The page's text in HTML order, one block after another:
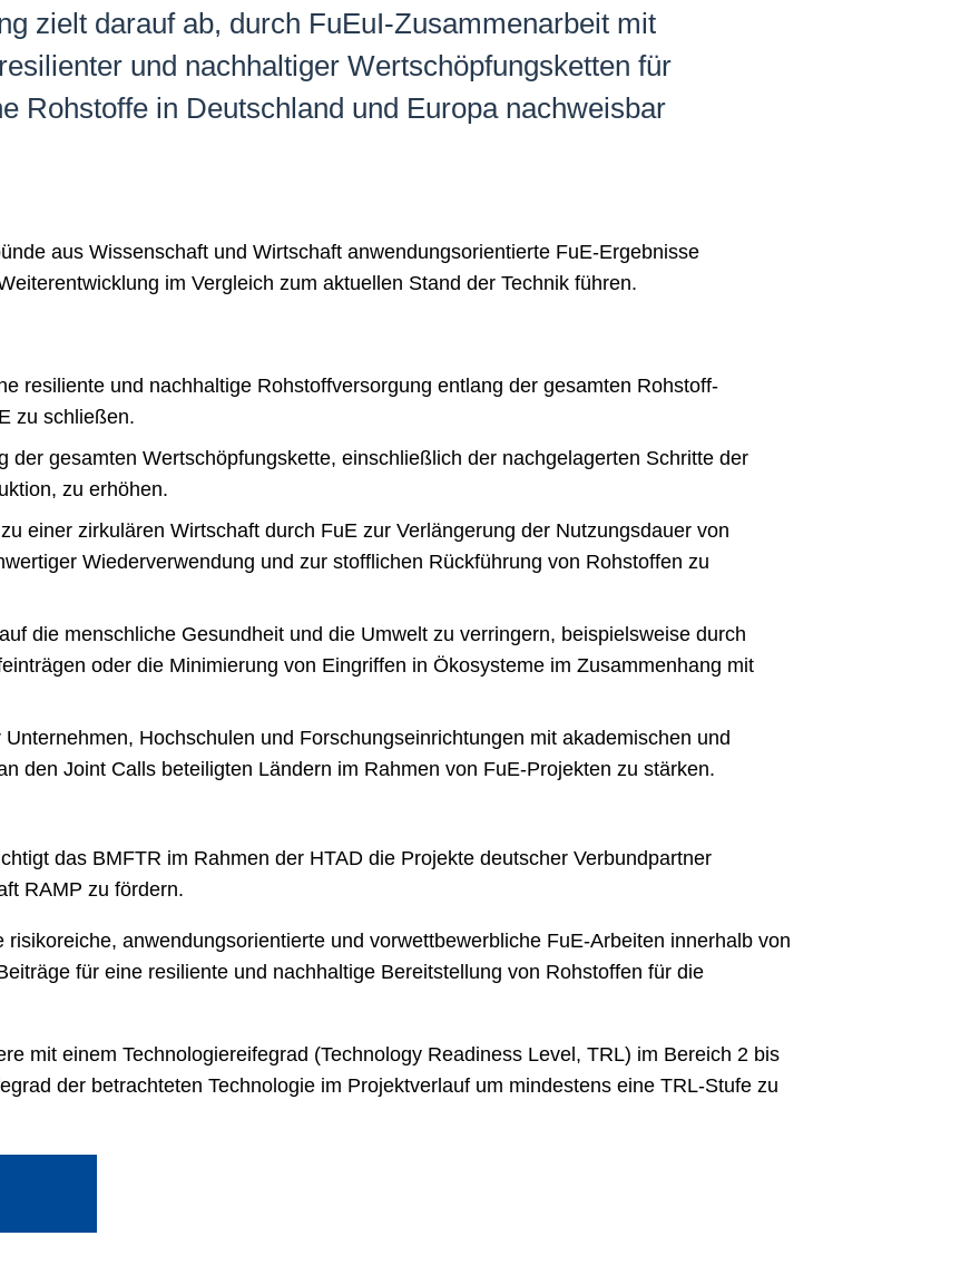
zielt darauf ab, durch FuEuI-Zusammenarbeit mit
und nachhaltiger Wertschöpfungsketten für
Rohstoffe in Deutschland und Europa nachweisbar
aus Wissenschaft und Wirtschaft anwendungsorientierte FuE-Ergebnisse
im Vergleich zum aktuellen Stand der Technik führen.
resiliente und nachhaltige Rohstoffversorgung entlang der gesamten Rohstoff-
zu schließen.
der gesamten Wertschöpfungskette, einschließlich der nachgelagerten Schritte der
zu erhöhen.
einer zirkulären Wirtschaft durch FuE zur Verlängerung der Nutzungsdauer von
Wiederverwendung und zur stofflichen Rückführung von Rohstoffen zu
die menschliche Gesundheit und die Umwelt zu verringern, beispielsweise durch
oder die Minimierung von Eingriffen in Ökosysteme im Zusammenhang mit
Hochschulen und Forschungseinrichtungen mit akademischen und
den Joint Calls beteiligten Ländern im Rahmen von FuE-Projekten zu stärken.
das BMFTR im Rahmen der HTAD die Projekte deutscher Verbundpartner
RAMP zu fördern.
anwendungsorientierte und vorwettbewerbliche FuE-Arbeiten innerhalb von
für eine resiliente und nachhaltige Bereitstellung von Rohstoffen für die
mit einem Technologiereifegrad (Technology Readiness Level, TRL) im Bereich 2 bis
der betrachteten Technologie im Projektverlauf um mindestens eine TRL-Stufe zu